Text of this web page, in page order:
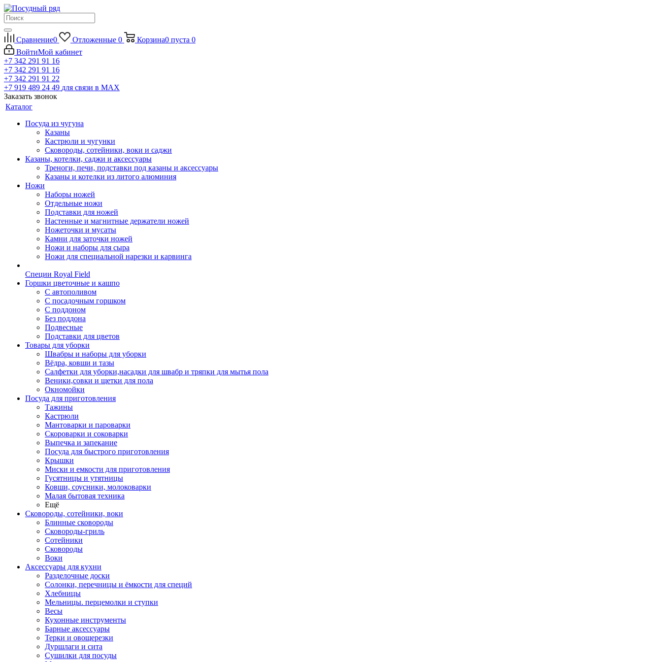
Сравнение0 Отложенные 0 Корзина0 пуста 0
ВойтиМой кабинет
+7 342 291 91 16
+7 342 291 91 16
+7 342 291 91 22
+7 919 489 24 49 для связи в МАХ
Заказать звонок
Каталог
Посуда из чугуна
Казаны
Кастрюли и чугунки
Сковороды, сотейники, воки и саджи
Казаны, котелки, саджи и аксессуары
Треноги, печи, подставки под казаны и аксессуары
Казаны и котелки из литого алюминия
Ножи
Наборы ножей
Отдельные ножи
Подставки для ножей
Настенные и магнитные держатели ножей
Ножеточки и мусаты
Камни для заточки ножей
Ножи и наборы для сыра
Ножи для специальной нарезки и карвинга
Специи Royal Field
Горшки цветочные и кашпо
С автополивом
С посадочным горшком
С поддоном
Без поддона
Подвесные
Подставки для цветов
Товары для уборки
Швабры и наборы для уборки
Вёдра, ковши и тазы
Салфетки для уборки,насадки для швабр и тряпки для мытья пола
Веники,совки и щетки для пола
Окномойки
Посуда для приготовления
Тажины
Кастрюли
Мантоварки и пароварки
Скороварки и соковарки
Выпечка и запекание
Посуда для быстрого приготовления
Крышки
Миски и емкости для приготовления
Гусятницы и утятницы
Ковши, соусники, молоковарки
Малая бытовая техника
Ещё
Сковороды, сотейники, воки
Блинные сковороды
Сковороды-гриль
Сотейники
Сковороды
Воки
Аксессуары для кухни
Разделочные доски
Солонки, перечницы и ёмкости для специй
Хлебницы
Мельницы. перцемолки и ступки
Весы
Кухонные инструменты
Барные аксессуары
Терки и овощерезки
Дуршлаги и сита
Сушилки для посуды